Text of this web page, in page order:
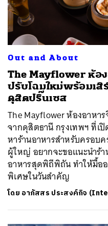
Out and About
The Mayflower ห้อ
ปรับโฉมใหม่พร้อมเ
ดุสิตปริ๊นเซส
The Mayflower ห้องอาหา
จากดุสิตธานี กรุงเทพฯ ที่เ
หาร้านอาหารสำหรับครอบ
ผู้ใหญ่ อยากจะขอแนะนำร้
อาหารสุดพิถีพิถัน ทำให้มื้อ
พิเศษในวันสำคัญ
โดย อาภัสสร ประสงค์กิจ